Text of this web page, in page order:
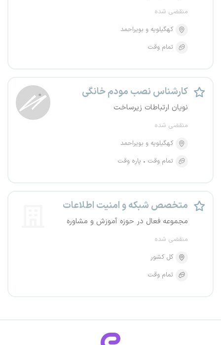
منقضی شده
کهگیلویه و بویراحمد
تمام وقت
کارشناس نصب مودم خانگی
نویان ارتباطات زیرساخت
منقضی شده
کهگیلویه و بویراحمد
تمام وقت
پاره وقت
متخصص شبکه و امنیت اطلاعات
مجموعه فعال در حوزه آموزش و مشاوره
منقضی شده
کل کشور
تمام وقت